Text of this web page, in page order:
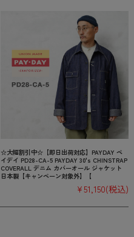
☆大幅割引中☆【即日出荷対応】PAYDAY ペ
イデイ PD28-CA-5 PAYDAY 30's CHINSTRAP
COVERALL デニム カバーオール ジャケット
日本製【キャンペーン対象外】【
¥51,150(税込)